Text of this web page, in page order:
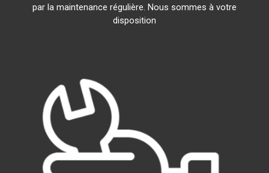
par la maintenance régulière. Nous sommes à votre
disposition